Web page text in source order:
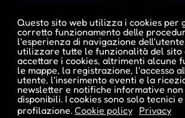
Questo sito web utilizza i cookies per
corretto funzionamento delle
l'esperienza di navigazione
utilizzare tutte le funzionalità del sito
accettare i cookies, altrimenti alcune
le mappe, la registrazione, l'accesso
utente, l'inserimento eventi e la
newsletter e notifiche informative non
disponibili. I cookies sono solo tecnici
profilazione. Cookie policy Privacy
Visita profilo